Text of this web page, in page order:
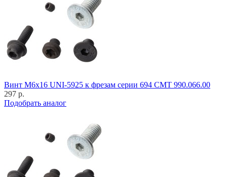
Винт M6x16 UNI-5925 к фрезам серии 694 CMT 990.066.00
297 р.
Подобрать аналог